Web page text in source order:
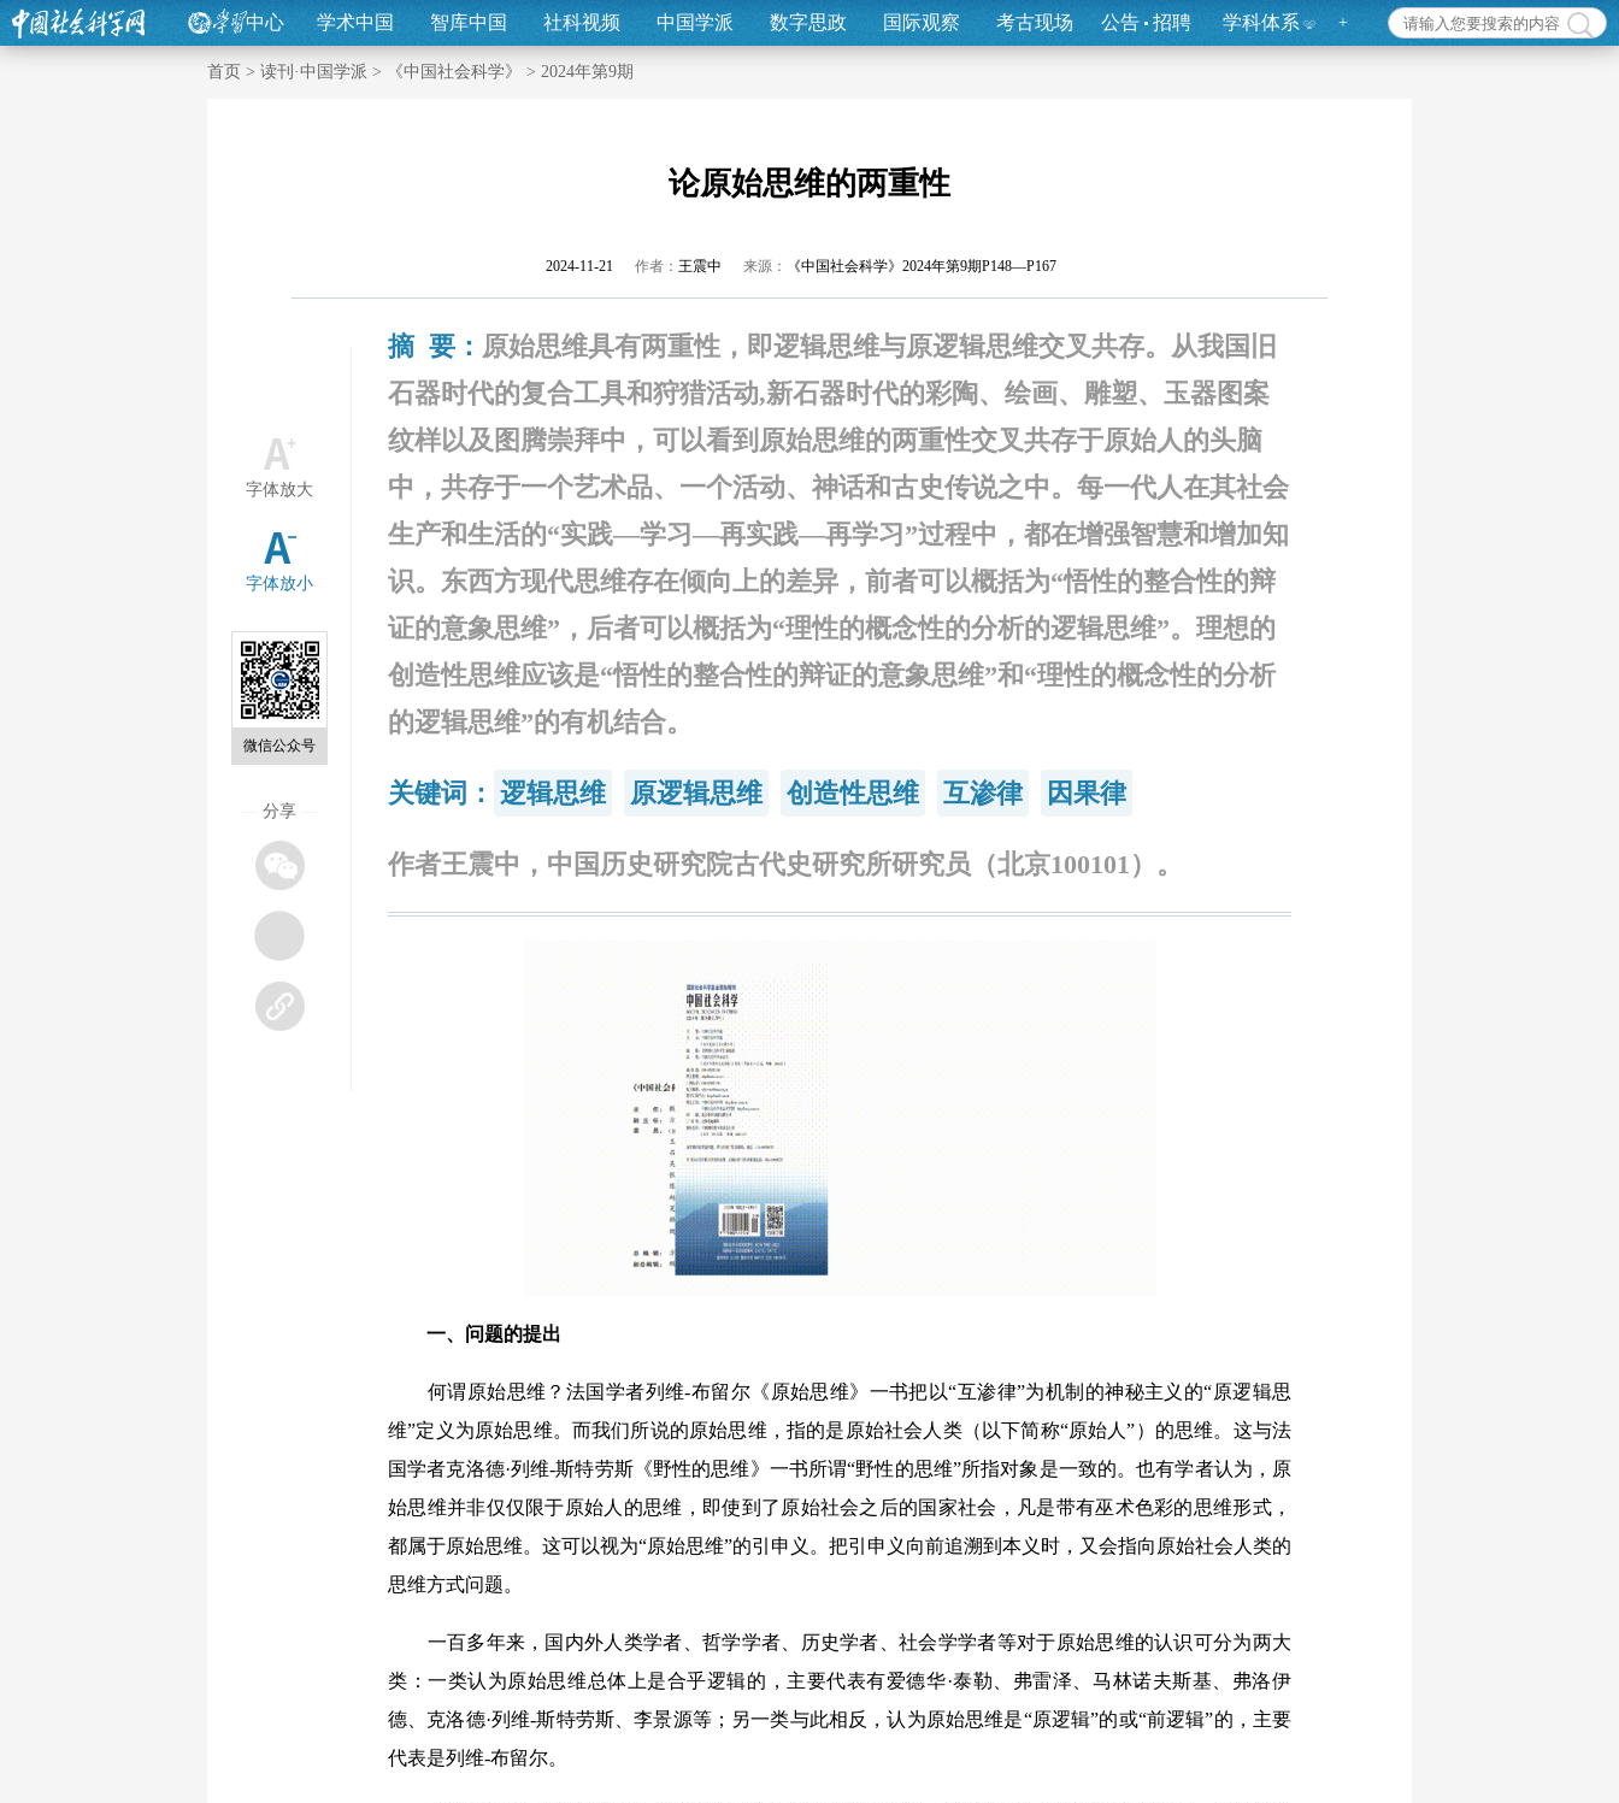
中心 学术中国 智库中国 社科视频 中国学派 数字思政 国际观察 考古现场 公告 招聘 学科体系 +
首页 > 读刊·中国学派 > 《中国社会科学》 > 2024年第9期
论原始思维的两重性
2024-11-21 作者： 王震中 来源： 《中国社会科学》2024年第9期P148—P167
字体放大
字体放小
微信公众号
分享
摘 要： 原始思维具有两重性，即逻辑思维与原逻辑思维交叉共存。从我国旧
石器时代的复合工具和狩猎活动,新石器时代的彩陶、绘画、雕塑、玉器图案
纹样以及图腾崇拜中，可以看到原始思维的两重性交叉共存于原始人的头脑
中，共存于一个艺术品、一个活动、神话和古史传说之中。每一代人在其社会
生产和生活的“实践—学习—再实践—再学习”过程中，都在增强智慧和增加知
识。东西方现代思维存在倾向上的差异，前者可以概括为“悟性的整合性的辩
证的意象思维”，后者可以概括为“理性的概念性的分析的逻辑思维”。理想的
创造性思维应该是“悟性的整合性的辩证的意象思维”和“理性的概念性的分析
的逻辑思维”的有机结合。
关键词： 逻辑思维 原逻辑思维 创造性思维 互渗律 因果律
作者王震中，中国历史研究院古代史研究所研究员（北京100101）。
一、问题的提出
何谓原始思维？法国学者列维-布留尔《原始思维》一书把以“互渗律”为机制的神秘主义的“原逻辑思
维”定义为原始思维。而我们所说的原始思维，指的是原始社会人类（以下简称“原始人”）的思维。这与法
国学者克洛德·列维-斯特劳斯《野性的思维》一书所谓“野性的思维”所指对象是一致的。也有学者认为，原
始思维并非仅仅限于原始人的思维，即使到了原始社会之后的国家社会，凡是带有巫术色彩的思维形式，
都属于原始思维。这可以视为“原始思维”的引申义。把引申义向前追溯到本义时，又会指向原始社会人类的
思维方式问题。
一百多年来，国内外人类学者、哲学学者、历史学者、社会学学者等对于原始思维的认识可分为两大
类：一类认为原始思维总体上是合乎逻辑的，主要代表有爱德华·泰勒、弗雷泽、马林诺夫斯基、弗洛伊
德、克洛德·列维-斯特劳斯、李景源等；另一类与此相反，认为原始思维是“原逻辑”的或“前逻辑”的，主要
代表是列维-布留尔。